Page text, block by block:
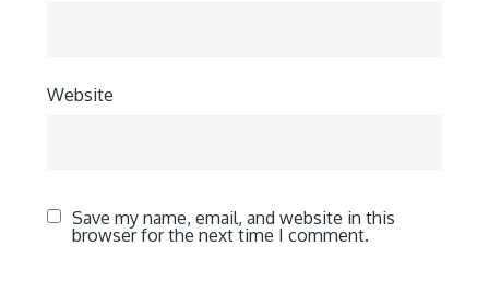
Website
Save my name, email, and website in this
browser for the next time I comment.